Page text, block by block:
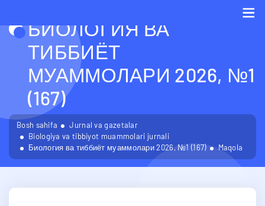
БИОЛОГИЯ ВА
ТИББИЁТ
МУАММОЛАРИ 2026, №1
(167)
Bosh sahifa
Jurnal va gazetalar
Biologiya va tibbiyot muammolari jurnali
Биология ва тиббиёт муаммолари 2026, №1 (167)
Maqola